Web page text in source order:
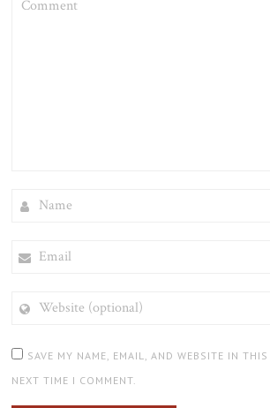
(OPTIONAL)
SAVE MY NAME, EMAIL, AND WEBSITE IN
NEXT TIME I COMMENT.